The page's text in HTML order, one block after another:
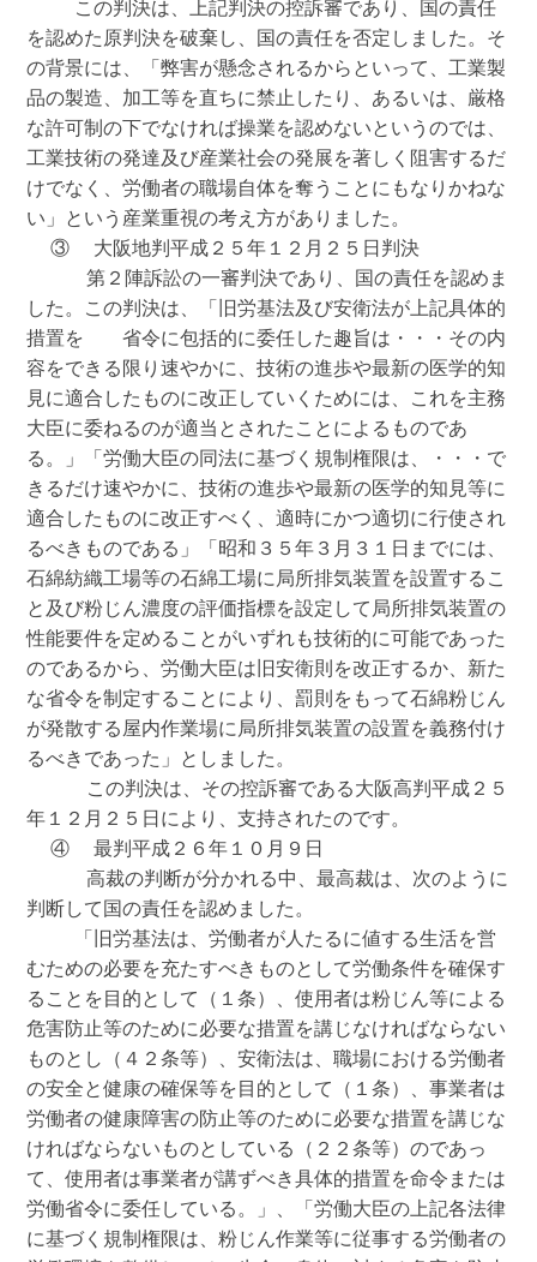
を認めた原判決を破棄し、国の責任を否定しました。そ
の背景には、「弊害が懸念されるからといって、工業製
品の製造、加工等を直ちに禁止したり、あるいは、厳格
な許可制の下でなければ操業を認めないというのでは、
工業技術の発達及び産業社会の発展を著しく阻害するだ
けでなく、労働者の職場自体を奪うことにもなりかねな
い」という産業重視の考え方がありました。
  ③  大阪地判平成２５年１２月２５日判決
     第２陣訴訟の一審判決であり、国の責任を認めま
した。この判決は、「旧労基法及び安衛法が上記具体的
措置を　　省令に包括的に委任した趣旨は・・・その内
容をできる限り速やかに、技術の進歩や最新の医学的知
見に適合したものに改正していくためには、これを主務
大臣に委ねるのが適当とされたことによるものであ
る。」「労働大臣の同法に基づく規制権限は、・・・で
きるだけ速やかに、技術の進歩や最新の医学的知見等に
適合したものに改正すべく、適時にかつ適切に行使され
るべきものである」「昭和３５年３月３１日までには、
石綿紡織工場等の石綿工場に局所排気装置を設置するこ
と及び粉じん濃度の評価指標を設定して局所排気装置の
性能要件を定めることがいずれも技術的に可能であった
のであるから、労働大臣は旧安衛則を改正するか、新た
な省令を制定することにより、罰則をもって石綿粉じん
が発散する屋内作業場に局所排気装置の設置を義務付け
るべきであった」としました。
年１２月２５日により、支持されたのです。
  ④  最判平成２６年１０月９日
     高裁の判断が分かれる中、最高裁は、次のように
判断して国の責任を認めました。
むための必要を充たすべきものとして労働条件を確保す
ることを目的として（１条）、使用者は粉じん等による
危害防止等のために必要な措置を講じなければならない
ものとし（４２条等）、安衛法は、職場における労働者
の安全と健康の確保等を目的として（１条）、事業者は
労働者の健康障害の防止等のために必要な措置を講じな
ければならないものとしている（２２条等）のであっ
て、使用者は事業者が講ずべき具体的措置を命令または
労働省令に委任している。」、「労働大臣の上記各法律
に基づく規制権限は、粉じん作業等に従事する労働者の